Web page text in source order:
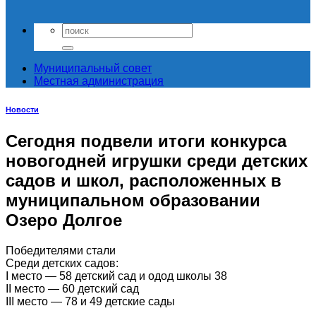
Муниципальный совет
Местная администрация
Новости
Сегодня подвели итоги конкурса
новогодней игрушки среди детских
садов и школ, расположенных в
муниципальном образовании
Озеро Долгое
Победителями стали
Среди детских садов:
I место — 58 детский сад и одод школы 38
II место — 60 детский сад
III место — 78 и 49 детские сады